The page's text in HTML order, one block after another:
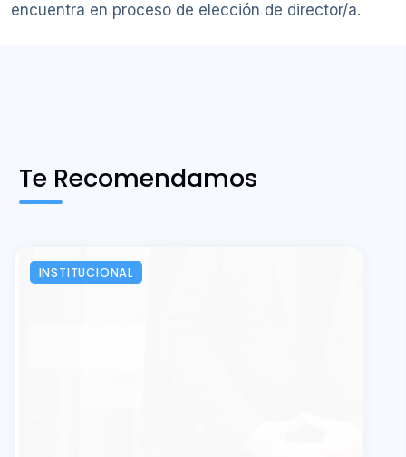
encuentra en proceso de elección de director/a.
Te Recomendamos
INSTITUCIONAL